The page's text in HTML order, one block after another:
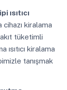
ısıtıcı
kiralama
tüketimli
ısıtıcı kiralama
tanışmak